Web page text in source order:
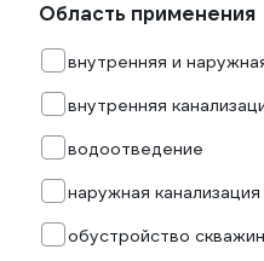
Область применения
внутренняя и
внутренняя
водоотведение
наружная канализация
обустройство скважин